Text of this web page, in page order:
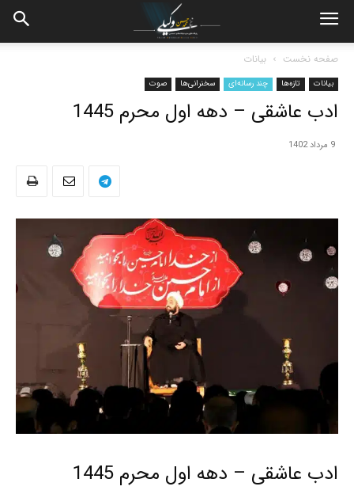
صفحه نخست بیانات
بیانات تازه‌ها چند رسانه‌ای سخنرانی‌ها صوت
ادب عاشقی – دهه اول محرم 1445
9 مرداد 1402
ادب عاشقی – دهه اول محرم 1445